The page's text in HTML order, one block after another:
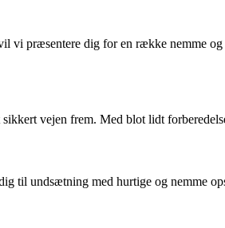
vi præsentere dig for en række nemme
vejen frem. Med blot lidt
undsætning med hurtige og nemme